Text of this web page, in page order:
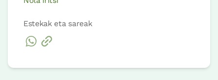
Estekak eta sareak